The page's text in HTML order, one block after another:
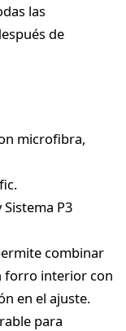
las
de
microfibra,
P3
combinar
forro interior con
en el ajuste.
para